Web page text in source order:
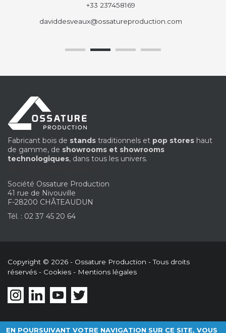
EN POURSUIVANT VOTRE NAVIGATION SUR CE SITE, VOUS
+33 237458169
daviddesveaux@ossatureproduction.com
Fabricant bois de stands traditionnels et pop stores haut
de gamme, de showrooms et showrooms
technologiques, dans tous les univers.
Société Ossature Production
41 rue de Nivouville
F-28200 CHÂTEAUDUN
Tél. : 02 37 45 20 64
Copyright © 2026 - Ossature Production - Tous droits
réservés - Cookies - Mentions légales